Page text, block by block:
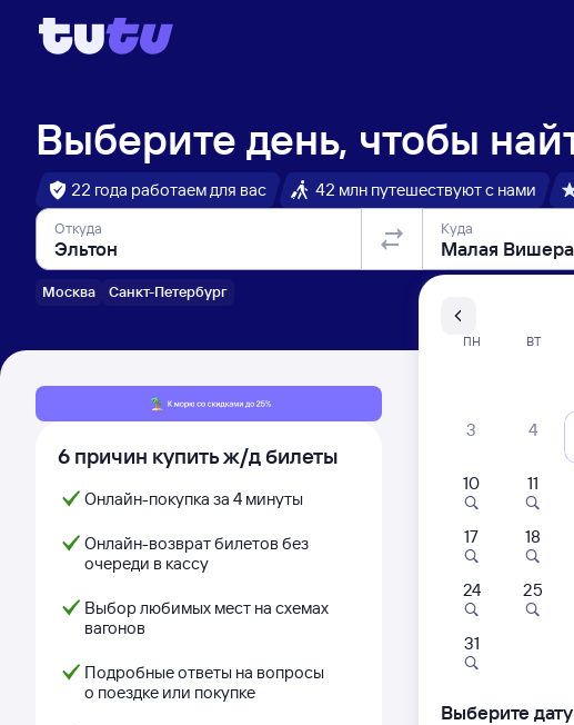
Выберите день, чтобы
22 года работаем для вас 42 млн путешествуют с нами
Откуда
Москва Санкт-Петербург
Куда
6 причин купить ж/д билеты
Онлайн-покупка за 4 минуты
Онлайн-возврат билетов без
очереди в кассу
Выбор любимых мест на схемах
вагонов
Подробные ответы на вопросы
о поездке или покупке
ПН ВТ
3 4
10 11
17 18
24 25
31
Выберите дату